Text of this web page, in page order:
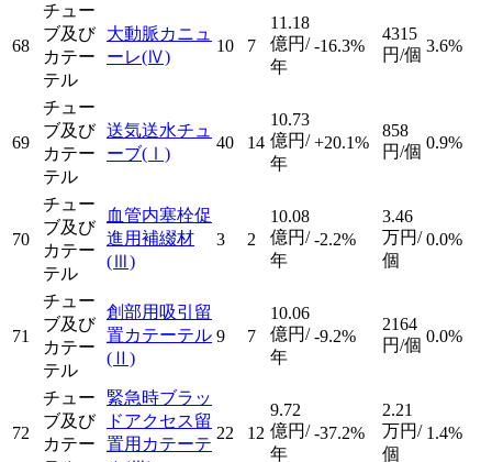
68
チュー
ブ及び
カテー
テル
大動脈カニュ
ーレ(Ⅳ)
10 7
11.18
億円/
年
-16.3%
4315
円/個 3.6%
69
チュー
ブ及び
カテー
テル
送気送水チュ
ーブ(Ⅰ)
40 14
10.73
億円/
年
+20.1%
858
円/個 0.9%
70
チュー
ブ及び
カテー
テル
血管内塞栓促
進用補綴材
(Ⅲ)
3 2
10.08
億円/
年
-2.2%
3.46
万円/
個
0.0%
71
チュー
ブ及び
カテー
テル
創部用吸引留
置カテーテル
(Ⅱ)
9 7
10.06
億円/
年
-9.2%
2164
円/個 0.0%
72
チュー
ブ及び
カテー
緊急時ブラッ
ドアクセス留
置用カテーテ
22 12
9.72
億円/
年
-37.2%
2.21
万円/
個
1.4%